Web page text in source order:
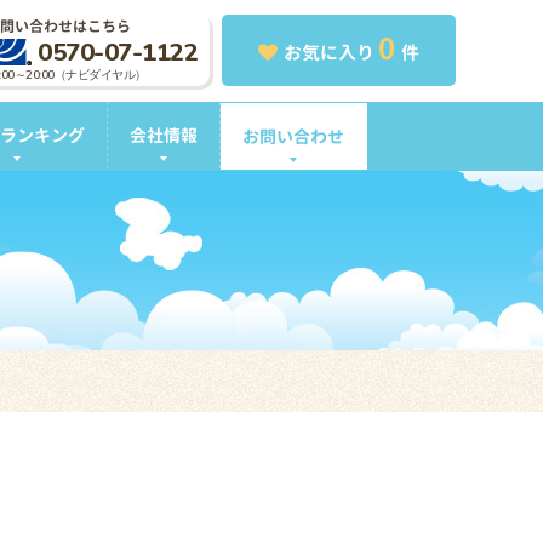
お気に入り 0 件
い合わせはこちら
0570-07-1122
～20:00（ナビダイヤル）
ンキング 会社情報 お問い合わせ